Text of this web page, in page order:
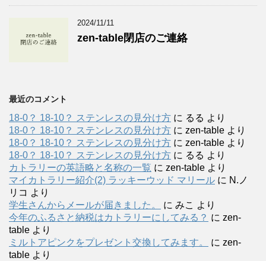
2024/11/11
zen-table閉店のご連絡
最近のコメント
18-0？ 18-10？ ステンレスの見分け方 に るる より
18-0？ 18-10？ ステンレスの見分け方 に zen-table より
18-0？ 18-10？ ステンレスの見分け方 に zen-table より
18-0？ 18-10？ ステンレスの見分け方 に るる より
カトラリーの英語略と名称の一覧 に zen-table より
マイカトラリー紹介(2) ラッキーウッド マリール に N.ノ
リコ より
学生さんからメールが届きました。
に みこ より
今年のふるさと納税はカトラリーにしてみる？ に zen-
table より
ミルトアピンクをプレゼント交換してみます。
に zen-
table より